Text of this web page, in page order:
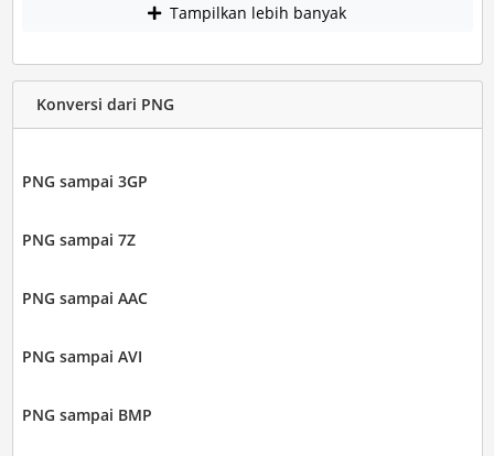
Tampilkan lebih banyak
Konversi dari PNG
PNG sampai 3GP
PNG sampai 7Z
PNG sampai AAC
PNG sampai AVI
PNG sampai BMP